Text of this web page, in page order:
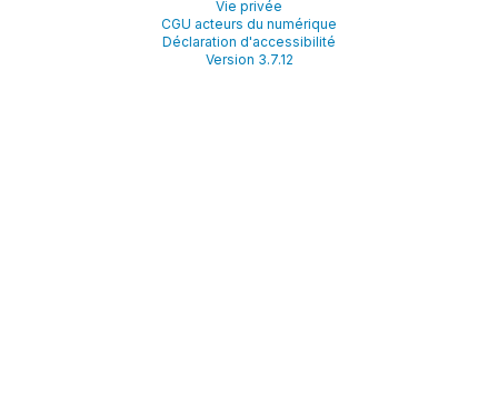
Vie privée
CGU acteurs du numérique
Déclaration d'accessibilité
Version 3.7.12